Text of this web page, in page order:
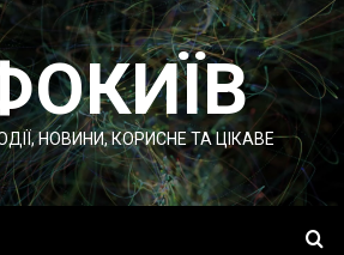
НОВИНИ, КОРИСНЕ ТА ЦІКАВЕ